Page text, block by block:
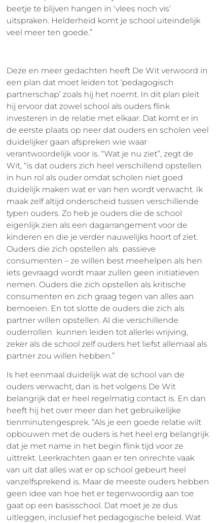
beetje te blijven hangen in ‘vlees noch vis’
uitspraken. Helderheid komt je school uiteindelijk
veel meer ten goede.”
Deze en meer gedachten heeft De Wit verwoord in
een plan dat moet leiden tot ‘pedagogisch
partnerschap’ zoals hij het noemt. In dit plan pleit
hij ervoor dat zowel school als ouders flink
investeren in de relatie met elkaar. Dat komt er in
de eerste plaats op neer dat ouders en scholen veel
duidelijker gaan afspreken wie waar
verantwoordelijk voor is. “Wat je nu ziet”, zegt de
Wit, “is dat ouders zich heel verschillend opstellen
in hun rol als ouder omdat scholen niet goed
duidelijk maken wat er van hen wordt verwacht. Ik
maak zelf altijd onderscheid tussen verschillende
typen ouders. Zo heb je ouders die de school
eigenlijk zien als een dagarrangement voor de
kinderen en die je verder nauwelijks hoort of ziet.
Ouders die zich opstellen als passieve
consumenten – ze willen best meehelpen als hen
iets gevraagd wordt maar zullen geen initiatieven
nemen. Ouders die zich opstellen als kritische
consumenten en zich graag tegen van alles aan
bemoeien. En tot slotte de ouders die zich als
partner willen opstellen. Al die verschillende
ouderrollen kunnen leiden tot allerlei wrijving,
zeker als de school zelf ouders het liefst allemaal als
partner zou willen hebben.”
Is het eenmaal duidelijk wat de school van de
ouders verwacht, dan is het volgens De Wit
belangrijk dat er heel regelmatig contact is. En dan
heeft hij het over meer dan het gebruikelijke
tienminutengesprek. “Als je een goede relatie wilt
opbouwen met de ouders is het heel erg belangrijk
dat je met name in het begin flink tijd voor ze
uittrekt. Leerkrachten gaan er ten onrechte vaak
van uit dat alles wat er op school gebeurt heel
vanzelfsprekend is. Maar de meeste ouders hebben
geen idee van hoe het er tegenwoordig aan toe
gaat op een basisschool. Dat moet je ze dus
uitleggen, inclusief het pedagogische beleid. Wat